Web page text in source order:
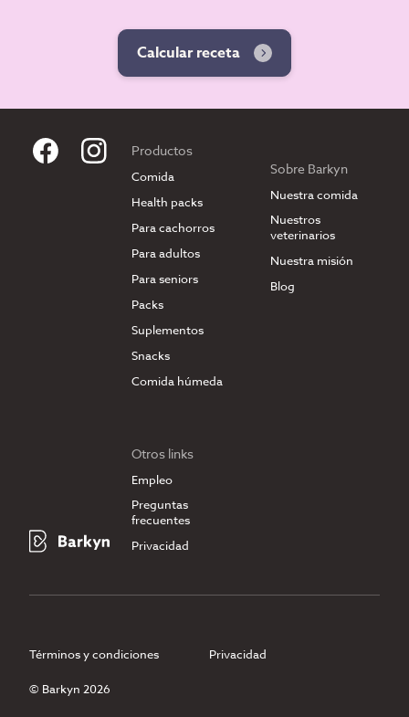
Calcular receta
Productos
Comida
Health packs
Para cachorros
Para adultos
Para seniors
Packs
Suplementos
Snacks
Comida húmeda
Sobre Barkyn
Nuestra comida
Nuestros
veterinarios
Nuestra misión
Blog
Otros links
Empleo
Preguntas
frecuentes
Privacidad
Términos y condiciones Privacidad
© Barkyn 2026